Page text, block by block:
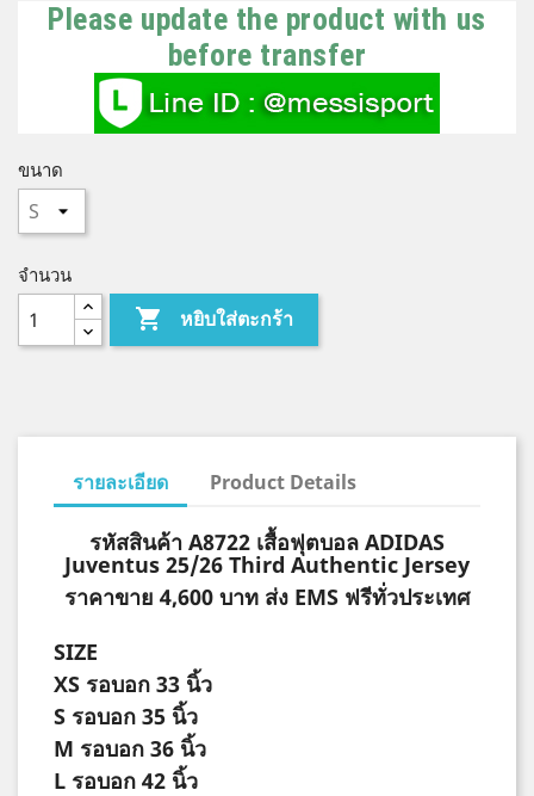
Please update the product with us
before transfer
ขนาด
จำนวน
 หยิบใส่ตะกร้า
รายละเอียด Product Details
รหัสสินค้า A8722 เสื้อฟุตบอล ADIDAS
Juventus 25/26 Third Authentic Jersey
ราคาขาย 4,600 บาท ส่ง EMS ฟรีทั่วประเทศ
SIZE
XS รอบอก 33 นิ้ว
S รอบอก 35 นิ้ว
M รอบอก 36 นิ้ว
L รอบอก 42 นิ้ว